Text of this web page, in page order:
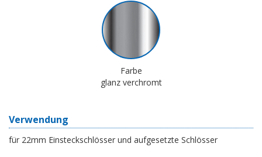
Farbe
glanz verchromt
Verwendung
für 22mm Einsteckschlösser und aufgesetzte Schlösser